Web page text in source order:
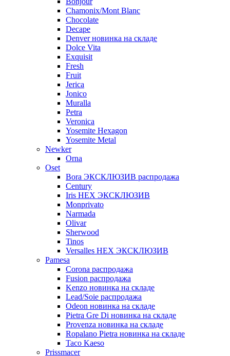
Chamonix/Mont Blanc
Chocolate
Decape
Denver новинка на складе
Dolce Vita
Exquisit
Fresh
Fruit
Jerica
Jonico
Muralla
Petra
Veroniсa
Yosemite Hexagon
Yosemite Metal
Newker
Orna
Oset
Bora ЭКСКЛЮЗИВ распродажа
Century
Iris HEX ЭКСКЛЮЗИВ
Monprivato
Narmada
Olivar
Sherwood
Tinos
Versalles HEX ЭКСКЛЮЗИВ
Pamesa
Corona распродажа
Fusion распродажа
Kenzo новинка на складе
Lead/Soie распродажа
Odeon новинка на складе
Pietra Gre Di новинка на складе
Provenza новинка на складе
Ropalano Pietra новинка на складе
Taco Kaeso
Prissmacer